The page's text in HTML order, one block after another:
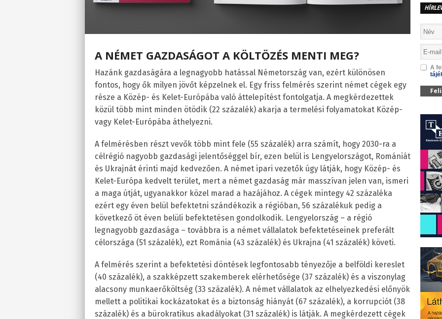
A NÉMET GAZDASÁGOT A KÖLTÖZÉS MENTI MEG?
Hazánk gazdaságára a legnagyobb hatással Németország van, ezért különösen
fontos, hogy ők milyen jövőt képzelnek el. Egy friss felmérés szerint német cégek egy
része a Közép- és Kelet-Európába való áttelepítést fontolgatja. A megkérdezettek
közül több mint minden ötödik (22 százalék) akarja a termelési folyamatokat Közép-
vagy Kelet-Európába áthelyezni.
A felmérésben részt vevők több mint fele (55 százalék) arra számít, hogy 2030-ra a
célrégió nagyobb gazdasági jelentőséggel bír, ezen belül is Lengyelországot, Romániát
és Ukrajnát érinti majd kedvezően. A német ipari vezetők úgy látják, hogy Közép- és
Kelet-Európa kedvelt terület, mert a német gazdaság már masszívan jelen van, ismeri
a maga útját, ugyanakkor közel marad a hazájához. A cégek mintegy 42 százaléka
ezért egy éven belül befektetni szándékozik a régióban, 56 százalékuk pedig a
következő öt éven belüli befektetésen gondolkodik. Lengyelország – a régió
legnagyobb gazdasága – továbbra is a német vállalatok befektetéseinek preferált
célországa (51 százalék), ezt Románia (43 százalék) és Ukrajna (41 százalék) követi.
A felmérés szerint a befektetési döntések legfontosabb tényezője a belföldi kereslet
(40 százalék), a szakképzett szakemberek elérhetősége (37 százalék) és a viszonylag
alacsony munkaerőköltség (33 százalék). A német vállalatok az elhelyezkedési előnyök
mellett a politikai kockázatokat és a biztonság hiányát (67 százalék), a korrupciót (38
százalék) és a bürokratikus akadályokat (31 százalék) is látják. A megkérdezett cégek
A